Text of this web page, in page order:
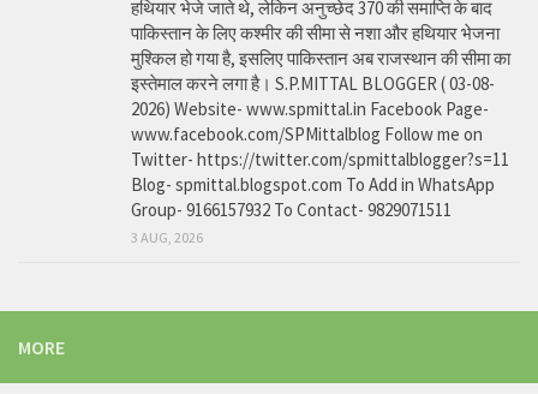
हथियार भेजे जाते थे, लेकिन अनुच्छेद 370 की समाप्ति के बाद
पाकिस्तान के लिए कश्मीर की सीमा से नशा और हथियार भेजना
मुश्किल हो गया है, इसलिए पाकिस्तान अब राजस्थान की सीमा का
इस्तेमाल करने लगा है। S.P.MITTAL BLOGGER ( 03-08-
2026) Website- www.spmittal.in Facebook Page-
www.facebook.com/SPMittalblog Follow me on
Twitter- https://twitter.com/spmittalblogger?s=11
Blog- spmittal.blogspot.com To Add in WhatsApp
Group- 9166157932 To Contact- 9829071511
3 AUG, 2026
MORE